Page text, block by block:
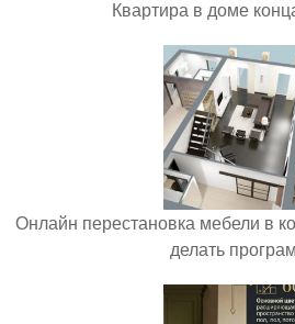
Квартира в доме
Онлайн перестановка мебели в
делать